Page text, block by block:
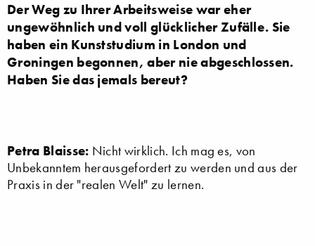
Der Weg zu Ihrer Arbeitsweise war eher
ungewöhnlich und voll glücklicher Zufälle. Sie
haben ein Kunststudium in London und
Groningen begonnen, aber nie abgeschlossen.
Haben Sie das jemals bereut?
Petra Blaisse: Nicht wirklich. Ich mag es, von
Unbekanntem herausgefordert zu werden und aus der
Praxis in der "realen Welt" zu lernen.